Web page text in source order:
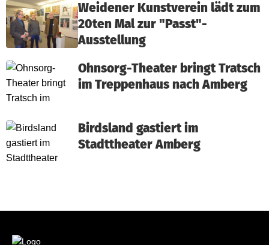
Weidener Kunstverein lädt zum
20ten Mal zur "Passt"-
Ausstellung
Ohnsorg-Theater bringt Tratsch
im Treppenhaus nach Amberg
Birdsland gastiert im
Stadttheater Amberg